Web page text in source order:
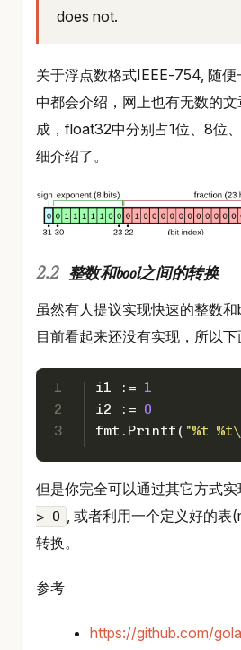
does not.
关于浮点数格式IEEE-754, 随
中都会介绍，网上也有无数的
成，float32中分别占1位、8位
细介绍了。
整数和bool之间的转换
虽然有人提议实现快速的整数
目前看起来还没有实现，所以下
1
2
3
i1 := 1
i2 := 0
fmt.Printf( "%t
但是你完全可以通过其它方式
> 0 , 或者利用一个定义好的表
转换。
参考
https://github.com/